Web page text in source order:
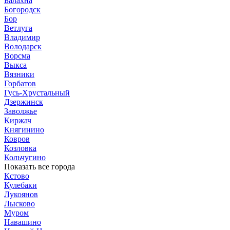
Богородск
Бор
Ветлуга
Владимир
Володарск
Ворсма
Выкса
Вязники
Горбатов
Гусь-Хрустальный
Дзержинск
Заволжье
Киржач
Княгинино
Ковров
Козловка
Кольчугино
Показать все города
Кстово
Кулебаки
Лукоянов
Лысково
Муром
Навашино